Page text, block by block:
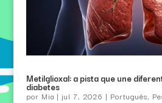
Metilglioxal: a pista que une
diabetes
por Mia | jul 7, 2026 | Português,